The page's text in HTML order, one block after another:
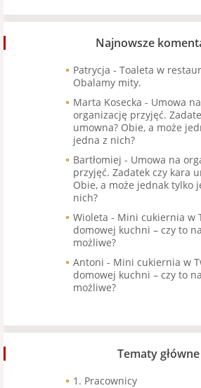
Najnowsze
Patrycja - Toaleta w
Obalamy mity.
Marta Kosecka - Umowa na
organizację przyjęć.
umowna? Obie, a może
jedna z nich?
Bartłomiej - Umowa na
przyjęć. Zadatek czy kara
Obie, a może jednak tylko
nich?
Wioleta - Mini cukiernia w
domowej kuchni – czy to
możliwe?
Antoni - Mini cukiernia w
domowej kuchni – czy to
możliwe?
Tematy główne
1. Pracownicy